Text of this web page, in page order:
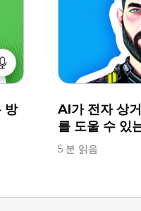
방
AI가 전자 상
를 도울 수 있
5 분 읽음